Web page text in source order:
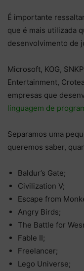
É importante
que é mais utilizada
desenvolvimento de
Microsoft, KOG,
Entertainment,
empresas que
linguagem de
Separamos uma
queremos saber,
Baldur’s Gate;
Civilization V;
Escape from
Angry Birds;
The Battle for
Fable II;
Freelancer;
Lego Universe;